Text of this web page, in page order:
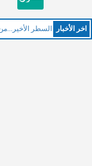
اخر اﻷخبار الخمي